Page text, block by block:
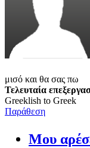
μισό και θα σας πω
Τελευταία
Greeklish to Greek
Παράθεση
Μου